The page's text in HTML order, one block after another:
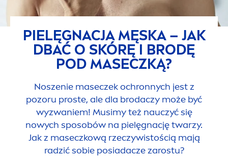
PIELĘGNACJA MĘSKA – JAK
DBAĆ O SKÓRĘ I BRODĘ
POD MASECZKĄ?
Noszenie maseczek ochronnych jest z
pozoru proste, ale dla brodaczy może być
wyzwaniem! Musimy też nauczyć się
nowych sposobów na pielęgnację twarzy.
Jak z maseczkową rzeczywistością mają
radzić sobie posiadacze zarostu?